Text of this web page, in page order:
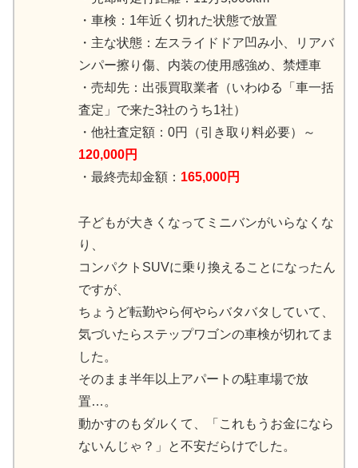
・車検：1年近く切れた状態で放置
・主な状態：左スライドドア凹み小、リアバ
ンパー擦り傷、内装の使用感強め、禁煙車
・売却先：出張買取業者（いわゆる「車一括
査定」で来た3社のうち1社）
・他社査定額：0円（引き取り料必要）～
120,000円
・最終売却金額： 165,000円
子どもが大きくなってミニバンがいらなくな
り、
コンパクトSUVに乗り換えることになったん
ですが、
ちょうど転勤やら何やらバタバタしていて、
気づいたらステップワゴンの車検が切れてま
した。
そのまま半年以上アパートの駐車場で放
置…。
動かすのもダルくて、「これもうお金になら
ないんじゃ？」と不安だらけでした。